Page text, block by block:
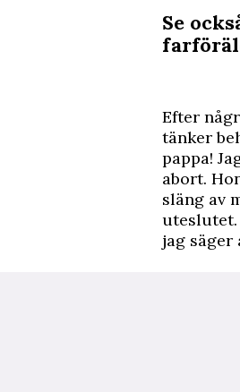
Se
Efter
tänker
pappa!
abort.
släng av
uteslutet.
jag säger